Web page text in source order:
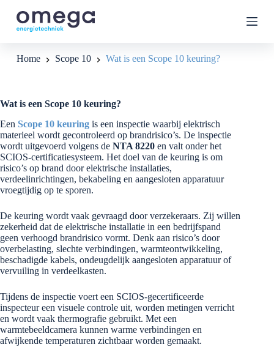
G
n
n
h
o
u
d
Home Scope 10 Wat is een Scope 10 keuring?
Wat is een Scope 10 keuring?
Een Scope 10 keuring is een inspectie waarbij elektrisch
materieel wordt gecontroleerd op brandrisico’s. De inspectie
wordt uitgevoerd volgens de NTA 8220 en valt onder het
SCIOS-certificatiesysteem. Het doel van de keuring is om
risico’s op brand door elektrische installaties,
verdeelinrichtingen, bekabeling en aangesloten apparatuur
vroegtijdig op te sporen.
De keuring wordt vaak gevraagd door verzekeraars. Zij willen
zekerheid dat de elektrische installatie in een bedrijfspand
geen verhoogd brandrisico vormt. Denk aan risico’s door
overbelasting, slechte verbindingen, warmteontwikkeling,
beschadigde kabels, ondeugdelijk aangesloten apparatuur of
vervuiling in verdeelkasten.
Tijdens de inspectie voert een SCIOS-gecertificeerde
inspecteur een visuele controle uit, worden metingen verricht
en wordt vaak thermografie gebruikt. Met een
warmtebeeldcamera kunnen warme verbindingen en
afwijkende temperaturen zichtbaar worden gemaakt.